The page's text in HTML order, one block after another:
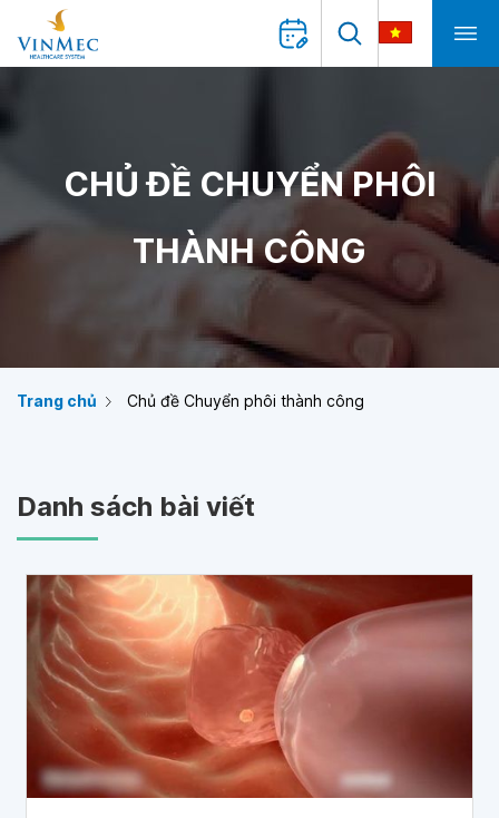
CHỦ ĐỀ CHUYỂN PHÔI
THÀNH CÔNG
Trang chủ Chủ đề Chuyển phôi thành công
Danh sách bài viết